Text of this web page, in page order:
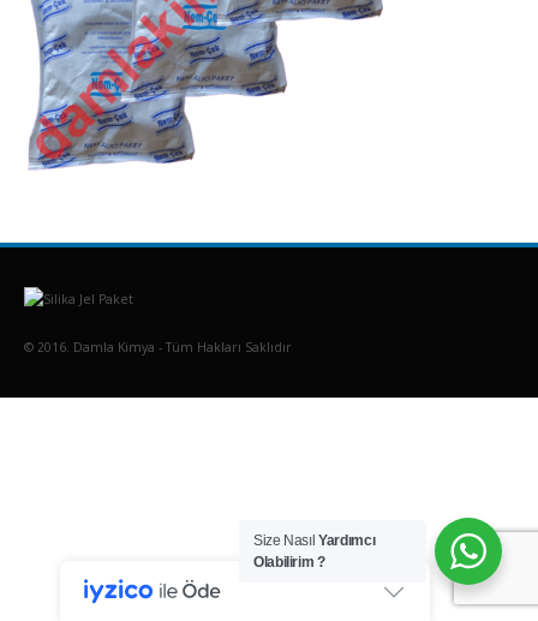
© 2016. Damla Kimya - Tüm Hakları Saklıdır
Size NasılYardımcı
Olabilirim ?